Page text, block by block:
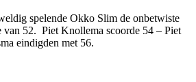
spelende Okko Slim de onbetwiste
van 52. Piet Knollema scoorde 54 – Piet
eindigden met 56.